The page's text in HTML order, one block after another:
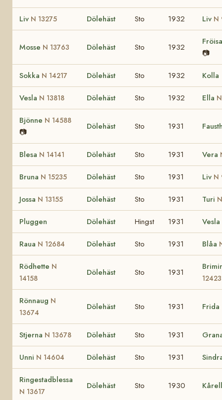
Liv N 13275 Dölehäst Sto 1932 Liv N
Mosse N 13763 Dölehäst Sto 1932
📷
Sokka N 14217 Dölehäst Sto 1932 Kolla
Vesla N 13818 Dölehäst Sto 1932 Ella
Bjönne N 14588
📷
Dölehäst Sto 1931
Blesa N 14141 Dölehäst Sto 1931 Vera
Bruna N 15235 Dölehäst Sto 1931 Liv N
Jossa N 13155 Dölehäst Sto 1931 Turi
Pluggen Dölehäst Hingst 1931 Vesla
Raua N 12684 Dölehäst Sto 1931 Blåa
Rödhette N
14158
Dölehäst Sto 1931
12423
Rönnaug N
13674
Dölehäst Sto 1931 Frida
Stjerna N 13678 Dölehäst Sto 1931
Unni N 14604 Dölehäst Sto 1931
Ringestadblessa
N 13617
Dölehäst Sto 1930